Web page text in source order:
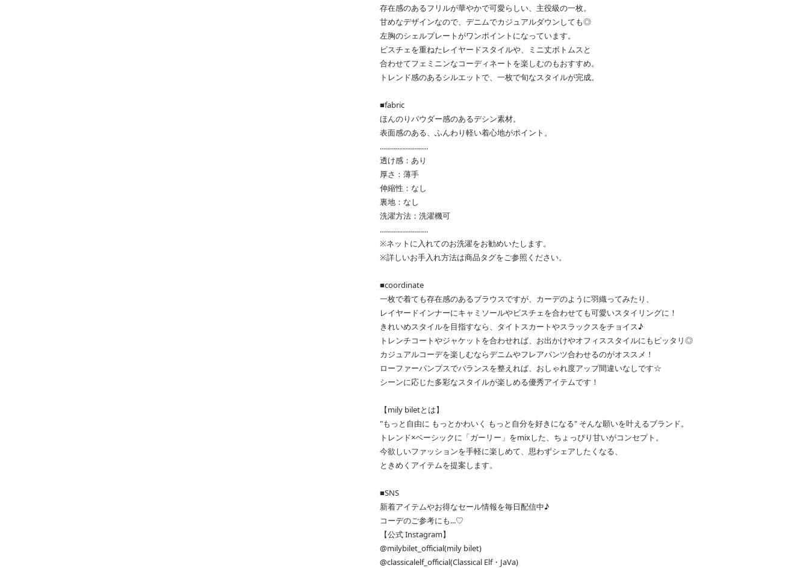
存在感のあるフリルが華やかで可愛らしい、主役級の一枚。
甘めなデザインなので、デニムでカジュアルダウンしても◎
左胸のシェルプレートがワンポイントになっています。
ビスチェを重ねたレイヤードスタイルや、ミニ丈ボトムスと
合わせてフェミニンなコーディネートを楽しむのもおすすめ。
トレンド感のあるシルエットで、一枚で旬なスタイルが完成。
■fabric
ほんのりパウダー感のあるデシン素材。
表面感のある、ふんわり軽い着心地がポイント。
……………………
透け感：あり
厚さ：薄手
伸縮性：なし
裏地：なし
洗濯方法：洗濯機可
……………………
※ネットに入れてのお洗濯をお勧めいたします。
※詳しいお手入れ方法は商品タグをご参照ください。
■coordinate
一枚で着ても存在感のあるブラウスですが、カーデのように羽織ってみたり、
レイヤードインナーにキャミソールやビスチェを合わせても可愛いスタイリングに！
きれいめスタイルを目指すなら、タイトスカートやスラックスをチョイス♪
トレンチコートやジャケットを合わせれば、お出かけやオフィススタイルにもピッタリ◎
カジュアルコーデを楽しむならデニムやフレアパンツ合わせるのがオススメ！
ローファーパンプスでバランスを整えれば、おしゃれ度アップ間違いなしです☆
シーンに応じた多彩なスタイルが楽しめる優秀アイテムです！
【mily biletとは】
"もっと自由に もっとかわいく もっと自分を好きになる" そんな願いを叶えるブランド。
トレンド×ベーシックに「ガーリー」をmixした、ちょっぴり甘いがコンセプト。
今欲しいファッションを手軽に楽しめて、思わずシェアしたくなる、
ときめくアイテムを提案します。
■SNS
新着アイテムやお得なセール情報を毎日配信中♪
コーデのご参考にも...♡
【公式 Instagram】
@milybilet_official(mily bilet)
@classicalelf_official(Classical Elf・JaVa)